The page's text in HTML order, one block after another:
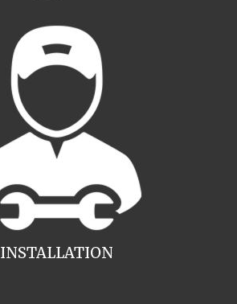
INSTALLATION